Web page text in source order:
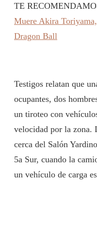
TE
Muere Akira
Dragon Ball
Testigos relatan que
ocupantes, dos
un tiroteo con
velocidad por la zona.
cerca del Salón
5a Sur, cuando la
un vehículo de carga